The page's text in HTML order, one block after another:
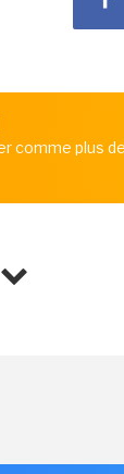
comme plus